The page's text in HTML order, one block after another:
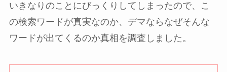
いきなりのことにびっくりしてしまったので、こ
の検索ワードが真実なのか、デマならなぜそんな
ワードが出てくるのか真相を調査しました。